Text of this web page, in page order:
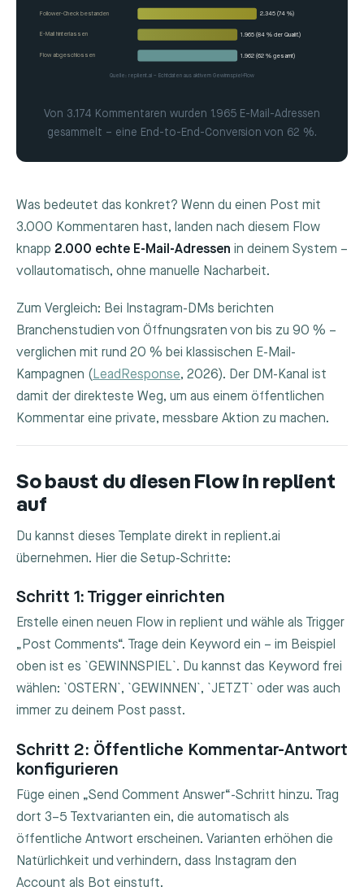
Follower-Check bestanden 2.345 (74 %)
E-Mail hinterlassen 1.965 (84 % der Qualif.)
Flow abgeschlossen 1.962 (62 % gesamt)
Quelle: replient.ai – Echtdaten aus aktivem Gewinnspiel-Flow
Von 3.174 Kommentaren wurden 1.965 E-Mail-Adressen
gesammelt – eine End-to-End-Conversion von 62 %.
Was bedeutet das konkret? Wenn du einen Post mit
3.000 Kommentaren hast, landen nach diesem Flow
knapp 2.000 echte E-Mail-Adressen in deinem System –
vollautomatisch, ohne manuelle Nacharbeit.
Zum Vergleich: Bei Instagram-DMs berichten
Branchenstudien von Öffnungsraten von bis zu 90 % –
verglichen mit rund 20 % bei klassischen E-Mail-
Kampagnen (LeadResponse, 2026). Der DM-Kanal ist
damit der direkteste Weg, um aus einem öffentlichen
Kommentar eine private, messbare Aktion zu machen.
So baust du diesen Flow in replient
auf
Du kannst dieses Template direkt in replient.ai
übernehmen. Hier die Setup-Schritte:
Schritt 1: Trigger einrichten
Erstelle einen neuen Flow in replient und wähle als Trigger
„Post Comments“. Trage dein Keyword ein – im Beispiel
oben ist es `GEWINNSPIEL`. Du kannst das Keyword frei
wählen: `OSTERN`, `GEWINNEN`, `JETZT` oder was auch
immer zu deinem Post passt.
Schritt 2: Öffentliche Kommentar-Antwort
konfigurieren
Füge einen „Send Comment Answer“-Schritt hinzu. Trag
dort 3–5 Textvarianten ein, die automatisch als
öffentliche Antwort erscheinen. Varianten erhöhen die
Natürlichkeit und verhindern, dass Instagram den
Account als Bot einstuft.